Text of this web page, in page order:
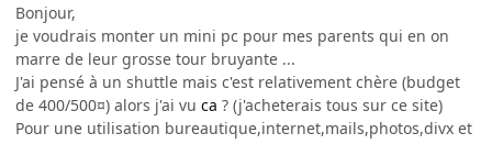
Bonjour,
je voudrais monter un mini pc pour mes parents qui en on
marre de leur grosse tour bruyante ...
J'ai pensé à un shuttle mais c'est relativement chère (budget
de 400/500¤) alors j'ai vu ca ? (j'acheterais tous sur ce site)
Pour une utilisation bureautique,internet,mails,photos,divx et